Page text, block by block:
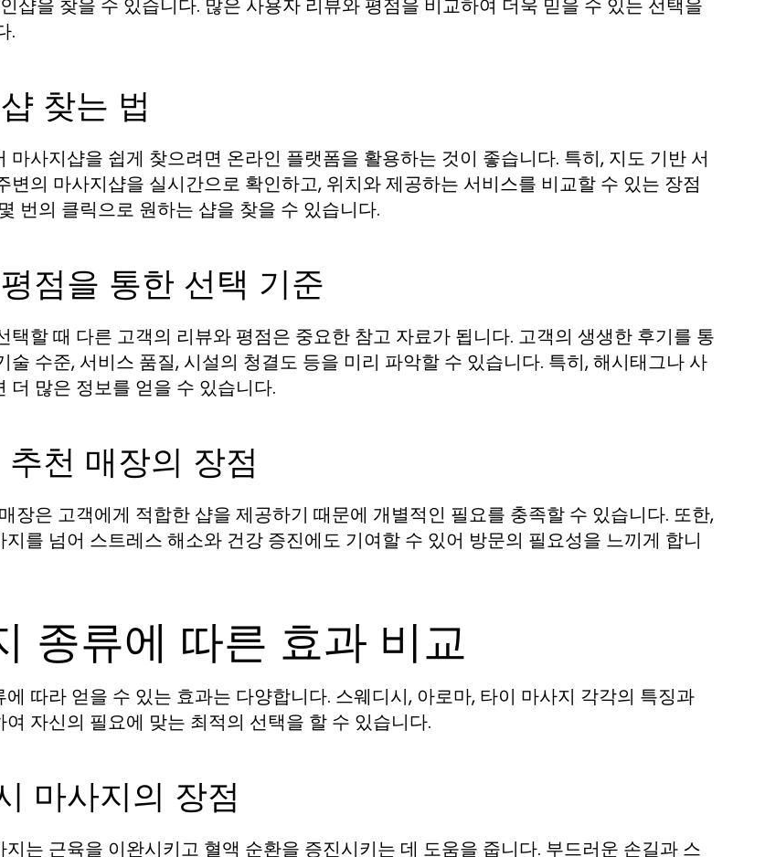
샵을 찾을 수 있습니다. 많은 사용자 리뷰와 평점을 비교하여 더욱 믿을 수 있는 선택을
.
찾는 법
마사지샵을 쉽게 찾으려면 온라인 플랫폼을 활용하는 것이 좋습니다. 특히, 지도 기반 서
변의 마사지샵을 실시간으로 확인하고, 위치와 제공하는 서비스를 비교할 수 있는 장점
번의 클릭으로 원하는 샵을 찾을 수 있습니다.
점을 통한 선택 기준
택할 때 다른 고객의 리뷰와 평점은 중요한 참고 자료가 됩니다. 고객의 생생한 후기를 통
술 수준, 서비스 품질, 시설의 청결도 등을 미리 파악할 수 있습니다. 특히, 해시태그나 사
더 많은 정보를 얻을 수 있습니다.
천 매장의 장점
장은 고객에게 적합한 샵을 제공하기 때문에 개별적인 필요를 충족할 수 있습니다. 또한,
지를 넘어 스트레스 해소와 건강 증진에도 기여할 수 있어 방문의 필요성을 느끼게 합니
종류에 따른 효과 비교
에 따라 얻을 수 있는 효과는 다양합니다. 스웨디시, 아로마, 타이 마사지 각각의 특징과
여 자신의 필요에 맞는 최적의 선택을 할 수 있습니다.
마사지의 장점
지는 근육을 이완시키고 혈액 순환을 증진시키는 데 도움을 줍니다. 부드러운 손길과 스